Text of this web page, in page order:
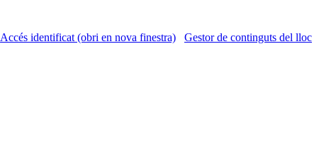
Accés identificat (obri en nova finestra) Gestor de continguts del lloc